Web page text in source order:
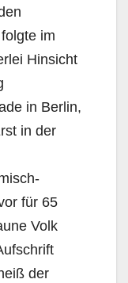
im
Hinsicht
in Berlin,
in der
für 65
Volk
der